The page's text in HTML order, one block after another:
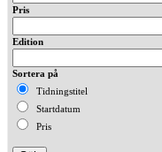
Pris
Edition
Sortera på
Tidningstitel
Startdatum
Pris